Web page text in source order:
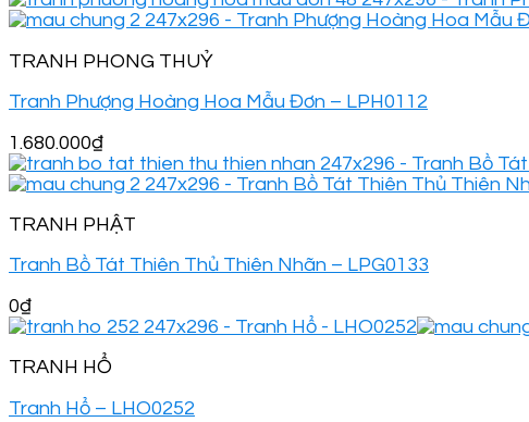
TRANH PHONG THUỶ
Tranh Phượng Hoàng Hoa Mẫu Đơn – LPH0112
1.680.000₫
TRANH PHẬT
Tranh Bồ Tát Thiên Thủ Thiên Nhãn – LPG0133
0₫
TRANH HỔ
Tranh Hổ – LHO0252